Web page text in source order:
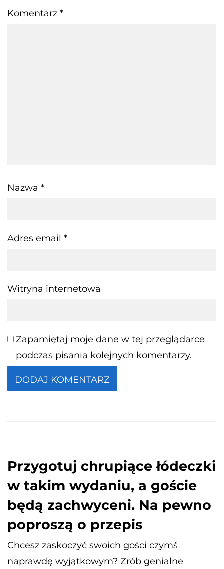
Komentarz *
Nazwa *
Adres email *
Witryna internetowa
Zapamiętaj moje dane w tej przeglądarce
podczas pisania kolejnych komentarzy.
Przygotuj chrupiące łódeczki
w takim wydaniu, a goście
będą zachwyceni. Na pewno
poproszą o przepis
Chcesz zaskoczyć swoich gości czymś
naprawdę wyjątkowym? Zrób genialne